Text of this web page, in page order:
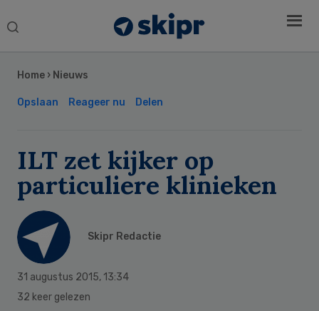
Search
Home › Nieuws
Opslaan Reageer nu Delen
ILT zet kijker op
particuliere klinieken
Skipr Redactie
31 augustus 2015, 13:34
32 keer gelezen
Sidebar